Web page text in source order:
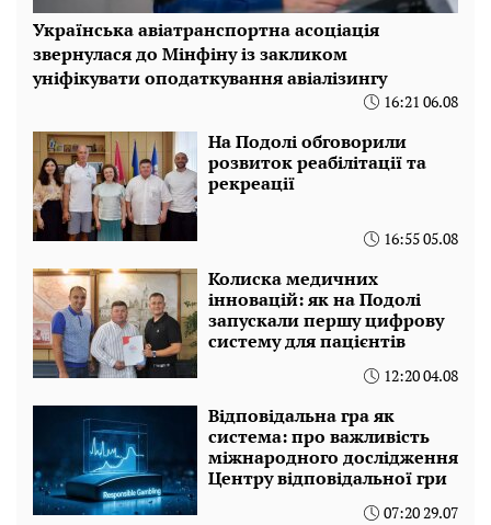
Українська авіатранспортна асоціація
звернулася до Мінфіну із закликом
уніфікувати оподаткування авіалізингу
16:21 06.08
На Подолі обговорили
розвиток реабілітації та
рекреації
16:55 05.08
Колиска медичних
інновацій: як на Подолі
запускали першу цифрову
систему для пацієнтів
12:20 04.08
Відповідальна гра як
система: про важливість
міжнародного дослідження
Центру відповідальної гри
07:20 29.07